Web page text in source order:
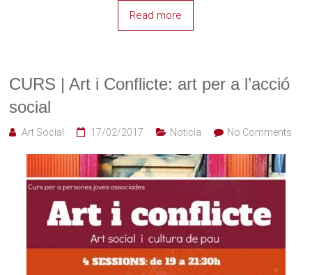
Read more
CURS | Art i Conflicte: art per a l’acció
social
Art Social 17/02/2017 Noticia No Comments